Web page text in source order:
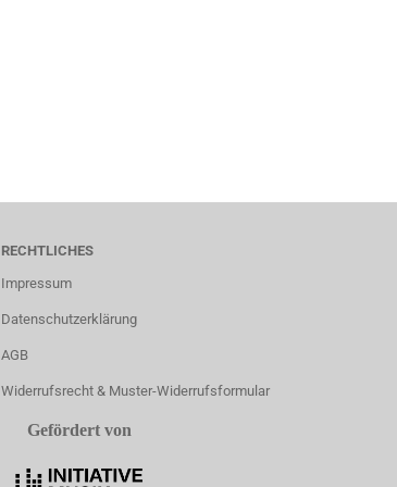
RECHTLICHES
Impressum
Datenschutzerklärung
AGB
Widerrufsrecht & Muster-Widerrufsformular
Gefördert von